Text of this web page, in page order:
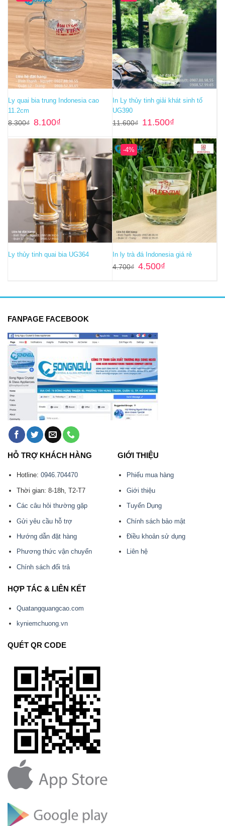
Ly quai bia trung Indonesia cao
11.2cm
8.300₫ Giá
gốc
8.300₫.
8.100₫
là:
8.100₫.
In Ly thủy tinh giải khát sinh tố
UG390
11.600₫ Giá
gốc
11.600₫.
11.500₫
là:
11.500₫.
Ly thủy tinh quai bia UG364
-4%
In ly trà đá Indonesia giá rẻ
4.700₫ Giá
gốc
4.500₫
FANPAGE FACEBOOK
HỖ TRỢ KHÁCH HÀNG
Hotline: 0946.704470
Thời gian: 8-18h, T2-T7
Các câu hỏi thường gặp
Gửi yêu cầu hỗ trợ
Hướng dẫn đặt hàng
Phương thức vận chuyển
Chính sách đổi trả
GIỚI THIỆU
Phiếu mua hàng
Giới thiệu
Tuyển Dụng
Chính sách bảo mật
Điều khoản sử dụng
Liên hệ
HỢP TÁC & LIÊN KẾT
Quatangquangcao.com
kyniemchuong.vn
QUÉT QR CODE